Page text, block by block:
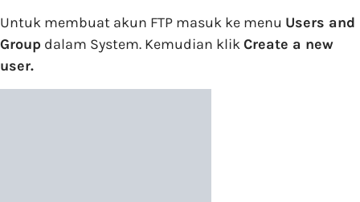
Untuk membuat akun FTP masuk ke menu Users and
Group dalam System. Kemudian klikCreate a new
user.